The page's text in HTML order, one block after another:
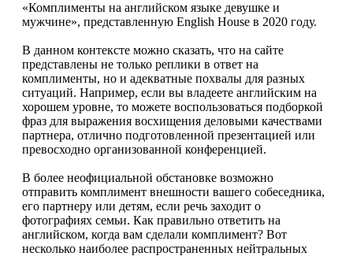
«Комплименты на английском языке девушке и
мужчине», представленную English House в 2020 году.
В данном контексте можно сказать, что на сайте
представлены не только реплики в ответ на
комплименты, но и адекватные похвалы для разных
ситуаций. Например, если вы владеете английским на
хорошем уровне, то можете воспользоваться подборкой
фраз для выражения восхищения деловыми качествами
партнера, отлично подготовленной презентацией или
превосходно организованной конференцией.
В более неофициальной обстановке возможно
отправить комплимент внешности вашего собеседника,
его партнеру или детям, если речь заходит о
фотографиях семьи. Как правильно ответить на
английском, когда вам сделали комплимент? Вот
несколько наиболее распространенных нейтральных